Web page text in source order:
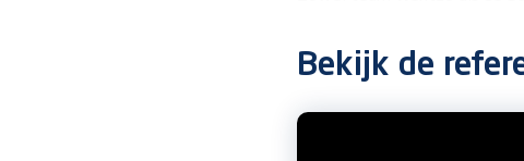
Bekijk de